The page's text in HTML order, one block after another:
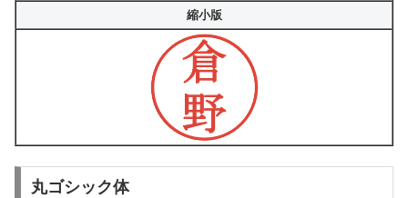
縮小版
丸ゴシック体